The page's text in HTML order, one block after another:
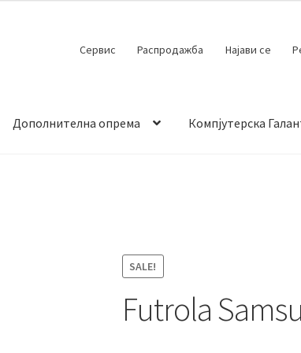
Сервис Распродажба Најави се
Дополнителна опрема Компјутерска
SALE!
Futrola